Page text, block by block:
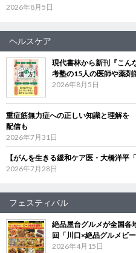
2026年8月5日
ヘルスケア
現代書林から新刊『こ
考塾の15人の医師や薬剤
2026年8月5日
重症筋無力症への正しい知識と理解
配信も
2026年7月31日
【がんを生きる緩和ケア医・大橋洋平
2026年7月28日
フェスティバル
絶品屋台グルメが全国
回「川口×絶品グルメビ
2026年4月15日